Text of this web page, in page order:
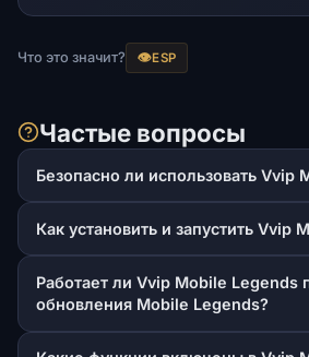
Что это значит? 👁️ESP
Частые вопросы
Безопасно ли использовать Vvip
Как установить и запустить Vvip
Работает ли Vvip Mobile Legends
обновления Mobile Legends?